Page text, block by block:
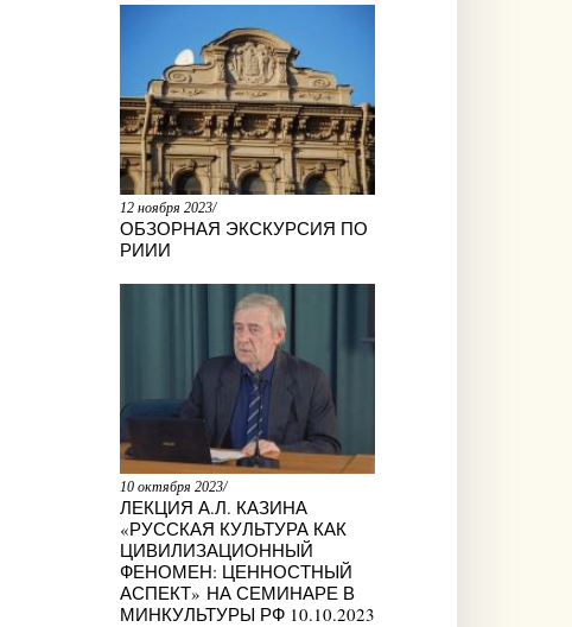
12 ноября 2023/
ОБЗОРНАЯ ЭКСКУРСИЯ ПО
РИИИ
10 октября 2023/
ЛЕКЦИЯ А.Л. КАЗИНА
«РУССКАЯ КУЛЬТУРА КАК
ЦИВИЛИЗАЦИОННЫЙ
ФЕНОМЕН: ЦЕННОСТНЫЙ
АСПЕКТ» НА СЕМИНАРЕ В
МИНКУЛЬТУРЫ РФ 10.10.2023